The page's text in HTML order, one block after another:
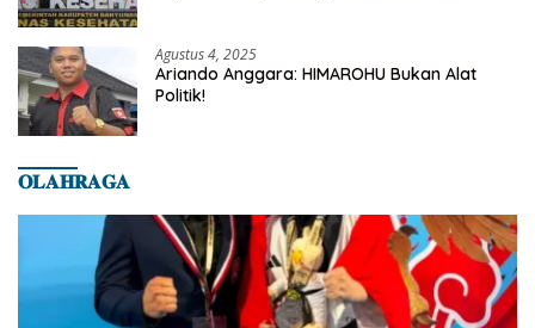
Agustus 4, 2025
Ariando Anggara: HIMAROHU Bukan Alat
Politik!
𝐎𝐋𝐀𝐇𝐑𝐀𝐆𝐀